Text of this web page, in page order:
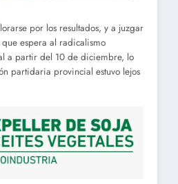
por los resultados, y a juzgar
espera al radicalismo
a partir del 10 de diciembre, lo
partidaria provincial estuvo lejos